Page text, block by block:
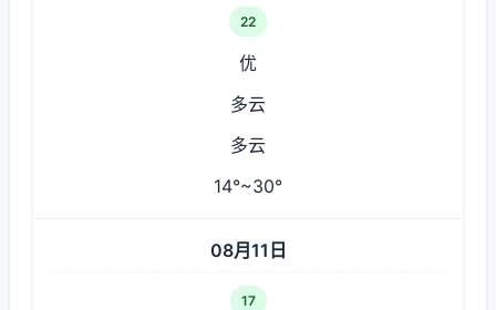
22
优
多云
多云
14°~30°
08月11日
17